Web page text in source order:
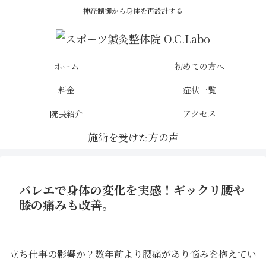
神経制御から身体を再設計する
ホーム
初めての方へ
料金
症状一覧
院長紹介
アクセス
バレエで身体の変化を実感！ギックリ腰や
膝の痛みも改善。
立ち仕事の影響か？数年前より腰痛があり悩みを抱えてい